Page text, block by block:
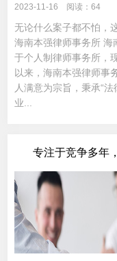
2023-11-16 阅读：64
无论什么案子都不怕，
海南本强律师事务所 海
于个人制律师事务所，
以来，海南本强律师事
人满意为宗旨，秉承“
业...
专注于竞争多年